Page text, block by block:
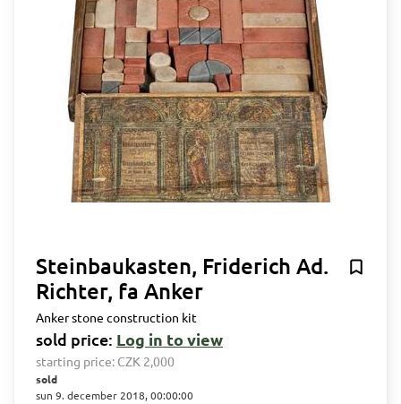
Steinbaukasten, Friderich Ad.
Richter, fa Anker
Anker stone construction kit
sold price: Log in to view
starting price: CZK 2,000
sold
sun 9. december 2018, 00:00:00